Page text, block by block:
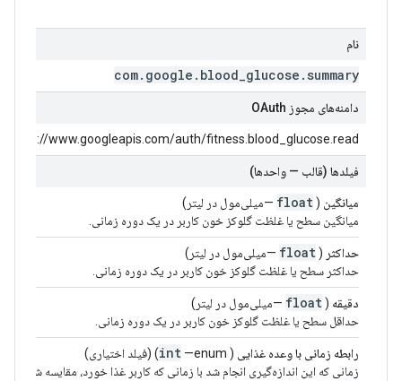
نام
com. google . blood glucose . summary
دامنه‌های مجوز OAuth
https://www.googleapis.com/auth/fitness.blood_glucose.read
فیلدها (قالب — واحدها)
میانگین (
float —میلی‌مول در لیتر)
میانگین سطح یا غلظت گلوکز خون کاربر در یک دوره زمانی.
حداکثر (
float —میلی‌مول در لیتر)
حداکثر سطح یا غلظت گلوکز خون کاربر در یک دوره زمانی.
دقیقه (
float —میلی‌مول در لیتر)
حداقل سطح یا غلظت گلوکز خون کاربر در یک دوره زمانی.
رابطه زمانی با وعده غذایی (
int —enum) (فیلد اختیاری)
زمانی که این اندازه‌گیری انجام شد با زمانی که کاربر غذا خورد، مقایسه شد.